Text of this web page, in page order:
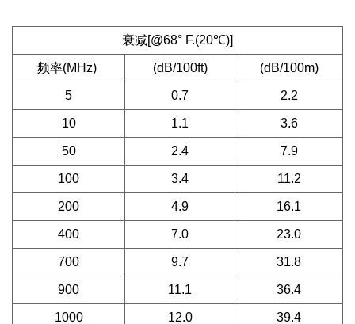
衰减[@68° F.(20℃)]
频率(MHz) (dB/100ft) (dB/100m)
5 0.7 2.2
10 1.1 3.6
50 2.4 7.9
100 3.4 11.2
200 4.9 16.1
400 7.0 23.0
700 9.7 31.8
900 11.1 36.4
1000 12.0 39.4